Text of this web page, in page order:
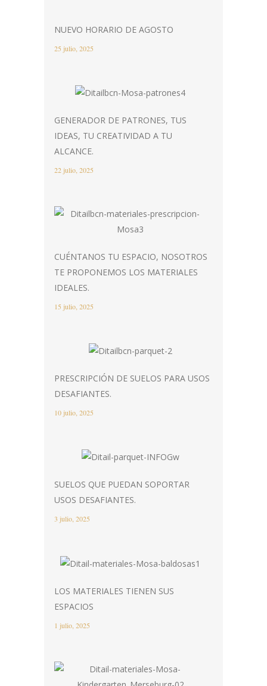
NUEVO HORARIO DE AGOSTO
25 julio, 2025
GENERADOR DE PATRONES, TUS
IDEAS, TU CREATIVIDAD A TU
ALCANCE.
22 julio, 2025
CUÉNTANOS TU ESPACIO, NOSOTROS
TE PROPONEMOS LOS MATERIALES
IDEALES.
15 julio, 2025
PRESCRIPCIÓN DE SUELOS PARA USOS
DESAFIANTES.
10 julio, 2025
SUELOS QUE PUEDAN SOPORTAR
USOS DESAFIANTES.
3 julio, 2025
LOS MATERIALES TIENEN SUS
ESPACIOS
1 julio, 2025